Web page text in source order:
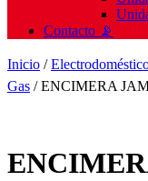
Contacto 📡
Inicio /
Gas / ENCIMERA